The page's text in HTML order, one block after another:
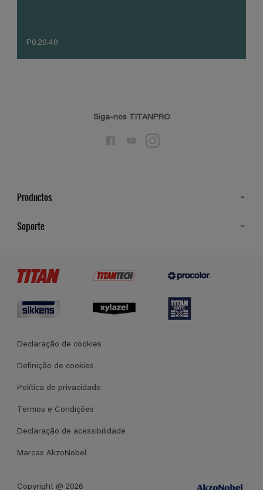
P0.20.40
Siga-nos TITANPRO
Productos
Soporte
Termos e Condições Gerais de Venda
Declaração de cookies
Definição de cookies
Política de privacidade
Termos e Condições
Declaração de acessibilidade
Marcas AkzoNobel
Copyright @ 2026